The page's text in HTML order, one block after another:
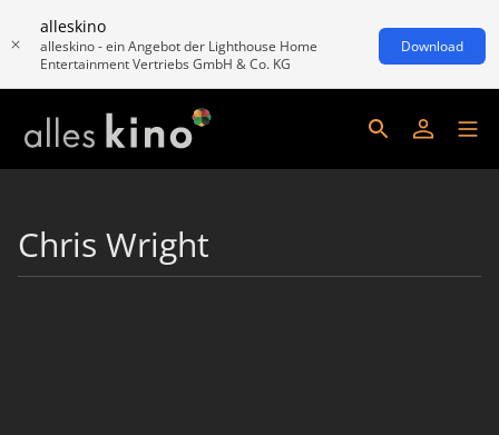
alleskino
alleskino - ein Angebot der Lighthouse Home
Entertainment Vertriebs GmbH & Co. KG
Download
Chris Wright